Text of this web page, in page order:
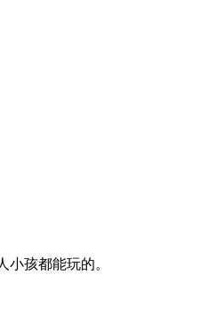
孩都能玩的。